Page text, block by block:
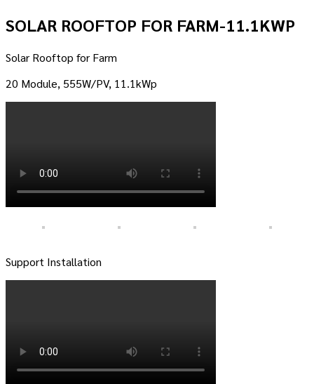
SOLAR ROOFTOP FOR FARM-11.1KWP
Solar Rooftop for Farm
20 Module, 555W/PV, 11.1kWp
Support Installation